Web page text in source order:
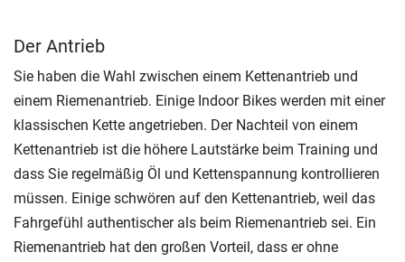
Der Antrieb
Sie haben die Wahl zwischen einem Kettenantrieb und
einem Riemenantrieb. Einige Indoor Bikes werden mit einer
klassischen Kette angetrieben. Der Nachteil von einem
Kettenantrieb ist die höhere Lautstärke beim Training und
dass Sie regelmäßig Öl und Kettenspannung kontrollieren
müssen. Einige schwören auf den Kettenantrieb, weil das
Fahrgefühl authentischer als beim Riemenantrieb sei. Ein
Riemenantrieb hat den großen Vorteil, dass er ohne